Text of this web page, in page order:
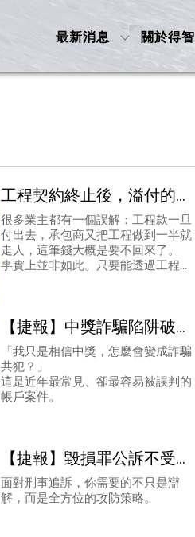
最新消息 關於得智
⼯程契約終⽌後，溢付的⼯
程款還能要回來嗎？──台
南 ⼯程律師實案解析
很多業主都有⼀個誤解：⼯程款⼀旦
付出去，承包商⼜把⼯程做到⼀半就
走⼈，這筆錢⼤概是要不回來了。
事實上並非如此。只要能透過⼯程鑑
【捷報】中獎詐騙陷阱破解
｜當事人遭騙交付3帳戶 法
院判決無罪
「我只是相信中獎，怎麼會變成詐騙
共犯？」
這是近年最常見、卻最容易被誤判的
帳戶案件。
【捷報】毀損罪公訴不受理
——對方拒絕和解，我們就
從程序突破！
面對刑事追訴，你需要的不只是辯
解，而是全方位的攻防策略。